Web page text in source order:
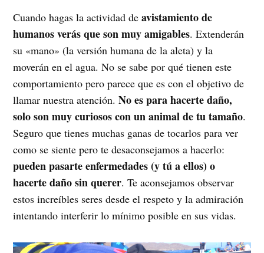
Cuando hagas la actividad deavistamiento de
humanos verás que son muy amigables. Extenderán
su «mano» (la versión humana de la aleta) y la
moverán en el agua. No se sabe por qué tienen este
comportamiento pero parece que es con el objetivo de
llamar nuestra atención.No es para hacerte daño,
solo son muy curiosos con un animal de tu tamaño.
Seguro que tienes muchas ganas de tocarlos para ver
como se siente pero te desaconsejamos a hacerlo:
pueden pasarte enfermedades (y tú a ellos) o
hacerte daño sin querer. Te aconsejamos observar
estos increíbles seres desde el respeto y la admiración
intentando interferir lo mínimo posible en sus vidas.